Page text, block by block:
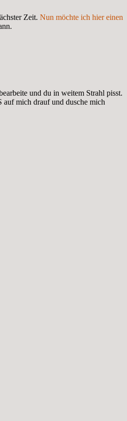
Zeit. Nun möchte ich hier einen
und du in weitem Strahl pisst.
auf mich drauf und dusche mich